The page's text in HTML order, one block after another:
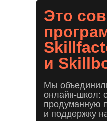
Это
и
Мы
онлайн-школ:
продуманную
и поддержку